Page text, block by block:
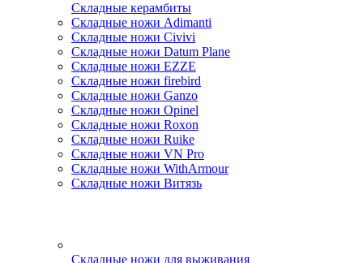
Складные керамбиты
Складные ножи Adimanti
Складные ножи Civivi
Складные ножи Datum Plane
Складные ножи EZZE
Складные ножи firebird
Складные ножи Ganzo
Складные ножи Opinel
Складные ножи Roxon
Складные ножи Ruike
Складные ножи VN Pro
Складные ножи WithArmour
Складные ножи Витязь
Складные ножи для выживания